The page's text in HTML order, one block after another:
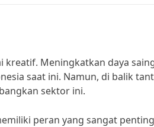
Meningkatkan daya
saat ini. Namun, di balik
sektor ini.
peran yang sangat